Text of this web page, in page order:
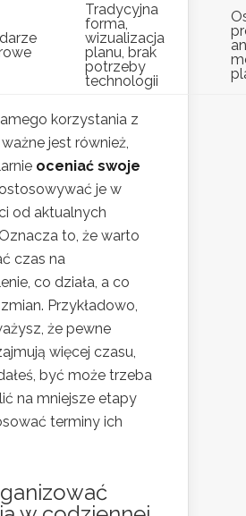
Tradycyjna
forma,
wizualizacja
planu, brak
potrzeby
technologii
korzystania z
jest również,
oceniać swoje
je w
od aktualnych
to, że warto
czas na
co działa, a co
Przykładowo,
że pewne
więcej czasu,
być może trzeba
na mniejsze etapy
terminy ich